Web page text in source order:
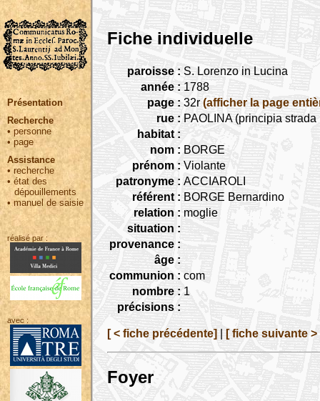
Présentation
Recherche
• personne
•page
Assistance
• recherche
•état des
dépouillements
•manuel de saisie
réalisé par :
avec :
Fiche individuelle
paroisse : S. Lorenzo in Lucina
année : 1788
page : 32r (afficher la page
rue : PAOLINA (principia
habitat :
nom : BORGE
prénom : Violante
patronyme : ACCIAROLI
référent : BORGE Bernardino
relation : moglie
situation :
provenance :
âge :
communion : com
nombre : 1
précisions :
[ < fiche précédente] [ fiche suivante >
Foyer